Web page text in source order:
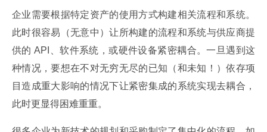
企业需要根据特定资产的使用方式构建相关流程和系统。
此时很容易（无意中）让所构建的流程和系统与供应商提
供的 API、软件系统，或硬件设备紧密耦合。一旦遇到这
种情况，要想在不对无穷无尽的已知（和未知！）依存项
目造成重大影响的情况下让紧密集成的系统实现去耦合，
此时更显得困难重重。